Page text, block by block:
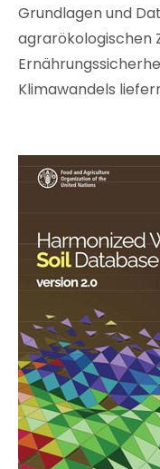
Grundlagen und
agrarökologischen
Klimawandels